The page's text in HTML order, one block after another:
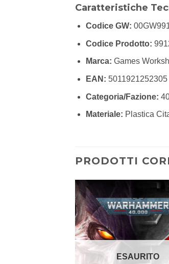
Caratteristiche
Codice GW:
Codice Prodotto:
Marca: Games
EAN: 5011921252305
Categoria/Fazione:
Materiale: Plastica
PRODOTTI
ESAURITO